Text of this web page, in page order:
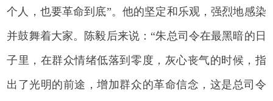
个人，也要革命到底”。他的坚定和乐观，强烈地感染
并鼓舞着大家。陈毅后来说：“朱总司令在最黑暗的日
子里，在群众情绪低落到零度，灰心丧气的时候，指
出了光明的前途，增加群众的革命信念，这是总司令